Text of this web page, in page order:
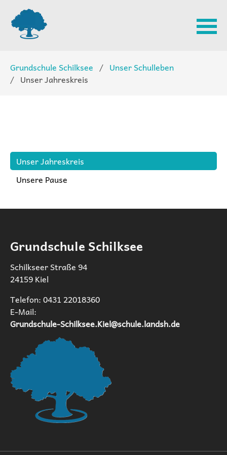
überspringen
Grundschule Schilksee
Unser Schulleben
Unser Jahreskreis
Navigation
überspringen
Unser Jahreskreis
Unsere Pause
Grundschule Schilksee
Schilkseer Straße 94
24159 Kiel
Telefon: 0431 22018360
E-Mail:
Grundschule-Schilksee.Kiel@schule.landsh.de